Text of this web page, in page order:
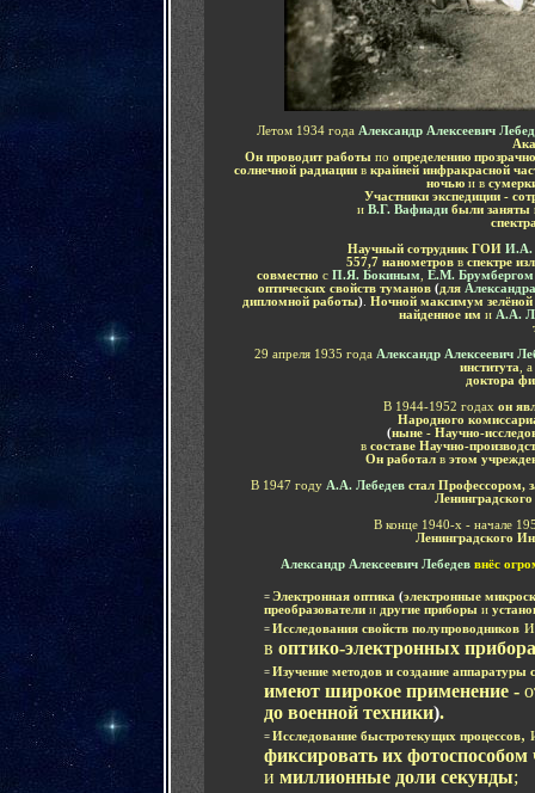
Летом 1934 года Александр Алексеевич
Он проводит работы по определению
солнечной радиации в крайней инфракрасной
ночью и в
Участники экспедиции -
и В.Г. Вафиади были заняты
Научный сотрудник ГОИ И.А.
557,7 нанометров в спектре
совместно с П.Я. Бокиным Е.М. Брумбергом
оптических свойств туманов(для
дипломной работы) Ночной максимум зелёной
найденное им и А.А.
29 апреля 1935 года Александр Алексеевич
института ,
доктора
В 1944-1952 годах он
Народного
(ныне - Научно-
в составе Научно-
Он работал в этом
В 1947 году А.А. Лебедев стал Профессором,
Ленинградского
В конце 1940-х - начале
Ленинградского
Александр Алексеевич Лебедев внёс
= Электронная оптика (электронные
преобразователи и другие приборы и
= Исследования свойств полупроводников
в оптико-электронных
= Изучение методов и создание аппаратуры
имеют широкое применение -
до военной техники).
= Исследование быстротекущих процессов,
фиксировать их фотоспособом
и миллионные доли секунды;